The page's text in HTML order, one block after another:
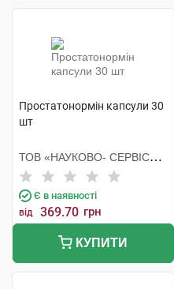
Простатонормін капсули 30
шт
ТОВ «НАУКОВО- СЕРВІСНА
ФІРМА «ОТАВА»
Є в наявності
від 369.70 грн
КУПИТИ